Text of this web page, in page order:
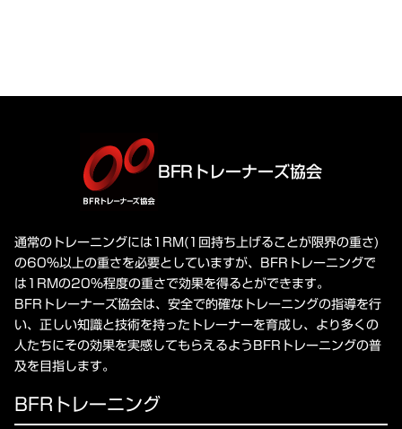
BFRトレーナーズ協会
通常のトレーニングには1RM(1回持ち上げることが限界の重さ)
の60%以上の重さを必要としていますが、BFRトレーニングで
は1RMの20%程度の重さで効果を得るとができます。
BFRトレーナーズ協会は、安全で的確なトレーニングの指導を行
い、正しい知識と技術を持ったトレーナーを育成し、より多くの
人たちにその効果を実感してもらえるようBFRトレーニングの普
及を目指します。
BFRトレーニング